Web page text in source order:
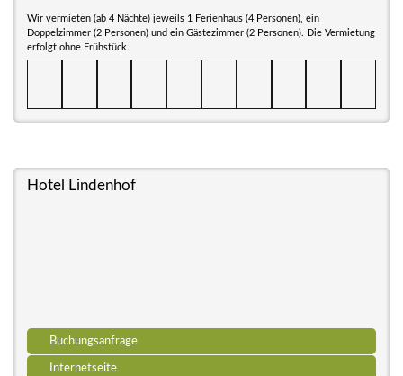
Wir vermieten (ab 4 Nächte) jeweils 1 Ferienhaus (4 Personen), ein
Doppelzimmer (2 Personen) und ein Gästezimmer (2 Personen). Die Vermietung
erfolgt ohne Frühstück.
Hotel Lindenhof
Buchungsanfrage
Internetseite